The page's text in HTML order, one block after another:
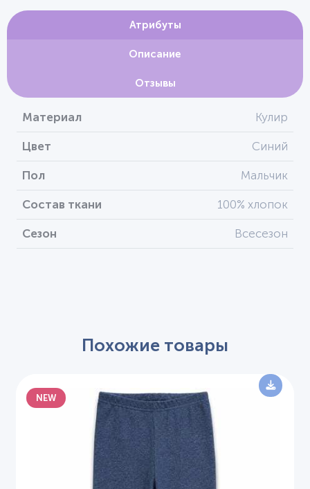
Атрибуты
Описание
Отзывы
Материал Кулир
Цвет Синий
Пол Мальчик
Состав ткани 100% хлопок
Сезон Всесезон
Похожие товары
NEW